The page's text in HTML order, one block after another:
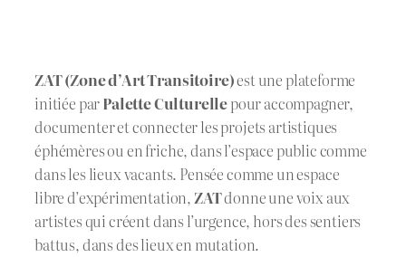
ZAT (Zone d’Art Transitoire)est une plateforme
initiée parPalette Culturellepour accompagner,
documenter et connecter les projets artistiques
éphémères ou en friche, dans l’espace public comme
dans les lieux vacants. Pensée comme un espace
libre d’expérimentation,ZATdonne une voix aux
artistes qui créent dans l’urgence, hors des sentiers
battus, dans des lieux en mutation.